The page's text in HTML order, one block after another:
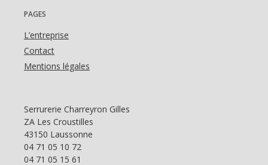
PAGES
L’entreprise
Contact
Mentions légales
Serrurerie Charreyron Gilles
ZA Les Croustilles
43150 Laussonne
04 71 05 10 72
04 71 05 15 61